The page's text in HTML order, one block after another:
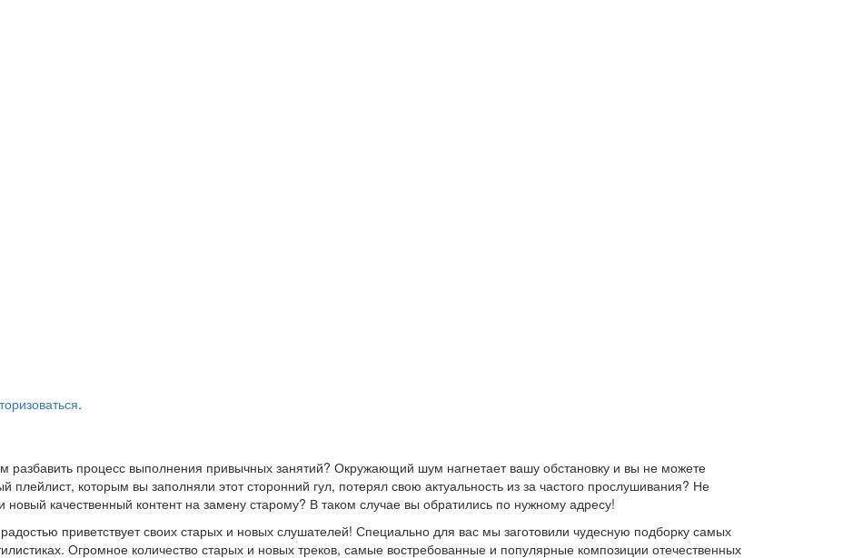
.
разбавить процесс выполнения привычных занятий? Окружающий шум нагнетает вашу обстановку и вы не можете
которым вы заполняли этот сторонний гул, потерял свою актуальность из за частого прослушивания? Не
качественный контент на замену старому? В таком случае вы обратились по нужному адресу!
приветствует своих старых и новых слушателей! Специально для вас мы заготовили чудесную подборку самых
Огромное количество старых и новых треков, самые востребованные и популярные композиции отечественных